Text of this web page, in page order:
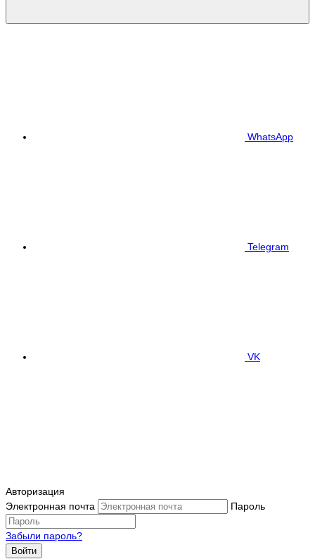
WhatsApp
Telegram
VK
Авторизация
Электронная почта
Пароль
Забыли пароль?
Войти